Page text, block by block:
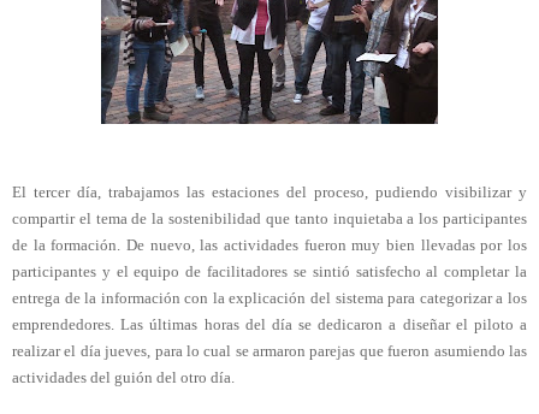
El tercer día, trabajamos las estaciones del proceso, pudiendo visibilizar y
compartir el tema de la sostenibilidad que tanto inquietaba a los participantes
de la formación. De nuevo, las actividades fueron muy bien llevadas por los
participantes y el equipo de facilitadores se sintió satisfecho al completar la
entrega de la información con la explicación del sistema para categorizar a los
emprendedores. Las últimas horas del día se dedicaron a diseñar el piloto a
realizar el día jueves, para lo cual se armaron parejas que fueron asumiendo las
actividades del guión del otro día.